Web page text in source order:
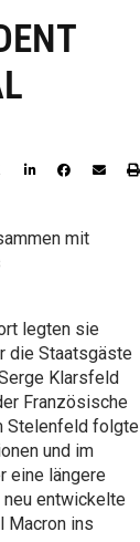
mit
legten sie
die Staatsgäste
Klarsfeld
Französische
Stelenfeld folgte
und im
eine längere
entwickelte
Macron ins